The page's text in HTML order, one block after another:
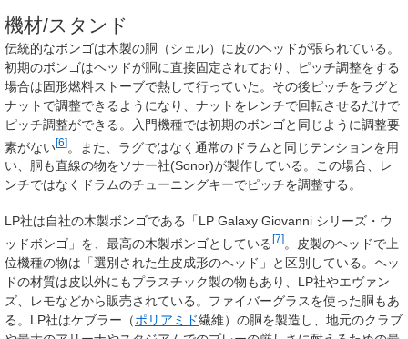
機材/スタンド
伝統的なボンゴは木製の胴（シェル）に皮のヘッドが張られている。
初期のボンゴはヘッドが胴に直接固定されており、ピッチ調整をする
場合は固形燃料ストーブで熱して行っていた。その後ピッチをラグと
ナットで調整できるようになり、ナットをレンチで回転させるだけで
ピッチ調整ができる。入門機種では初期のボンゴと同じように調整要
素がない[6]。また、ラグではなく通常のドラムと同じテンションを用
い、胴も直線の物をソナー社(Sonor)が製作している。この場合、レ
ンチではなくドラムのチューニングキーでピッチを調整する。
LP社は自社の木製ボンゴである「LP Galaxy Giovanni シリーズ・ウ
ッドボンゴ」を、最高の木製ボンゴとしている [7] 。皮製のヘッドで上
位機種の物は「選別された生皮成形のヘッド」と区別している。ヘッ
ドの材質は皮以外にもプラスチック製の物もあり、LP社やエヴァン
ズ、レモなどから販売されている。ファイバーグラスを使った胴もあ
る。LP社はケブラー（ポリアミド繊維）の胴を製造し、地元のクラブ